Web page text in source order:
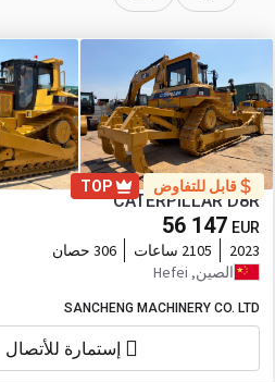
قابل للتفاوض TOP
CATERPILLAR D8R
56 147 EUR
2023 2105 ساعات
306 حصان
الصين, Hefei
SANCHENG MACHINERY CO. LTD
إستمارة للأتصال